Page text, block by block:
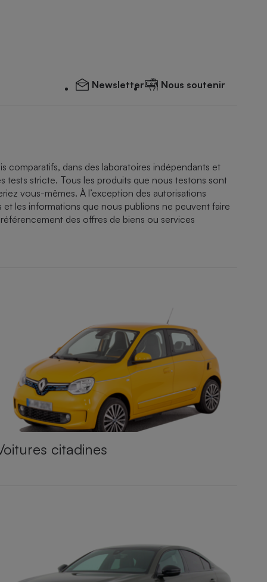
Newsletter Nous soutenir
comparatifs, dans des laboratoires indépendants et
tests stricte. Tous les produits que nous testons sont
vous-mêmes. À l’exception des autorisations
les informations que nous publions ne peuvent faire
des offres de biens ou services
citadines